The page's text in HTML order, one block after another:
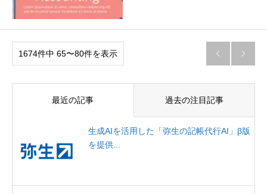
1674件中 65〜80件を表示  
最近の記事 過去の注目記事
生成AIを活用した「弥生の記帳代行AI」β版
を提供...